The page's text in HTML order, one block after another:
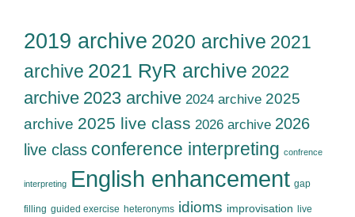
2019 archive 2020 archive 2021
archive 2021 RyR archive 2022
archive 2023 archive 2024 archive 2025
archive 2025 live class 2026 archive 2026
live class conference interpreting confrence
interpreting English enhancement gap
filling guided exercise heteronyms idioms improvisation live